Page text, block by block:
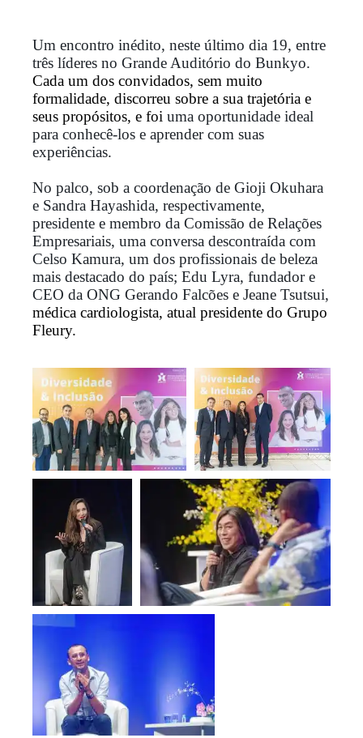
Um encontro inédito, neste último dia 19, entre
três líderes no Grande Auditório do Bunkyo.
Cada um dos convidados, sem muito
formalidade, discorreu sobre a sua trajetória e
seus propósitos, e foi uma oportunidade ideal
para conhecê-los e aprender com suas
experiências.
No palco, sob a coordenação de Gioji Okuhara
e Sandra Hayashida, respectivamente,
presidente e membro da Comissão de Relações
Empresariais, uma conversa descontraída com
Celso Kamura, um dos profissionais de beleza
mais destacado do país; Edu Lyra, fundador e
CEO da ONG Gerando Falcões e Jeane Tsutsui,
médica cardiologista, atual presidente do Grupo
Fleury.